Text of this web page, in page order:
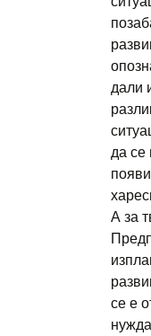
дали
да се
А за
се е